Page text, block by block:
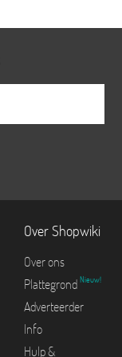
Over Shopwiki
Over ons
Plattegrond Nieuw!
Adverteerder
Info
Hulp &